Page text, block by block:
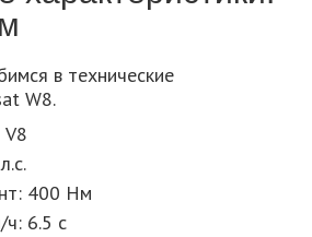
в технические
W8.
V8
400 Нм
ч: 6.5 с